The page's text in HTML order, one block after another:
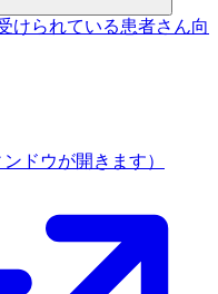
けられている患者さん向
ンドウが開きます）